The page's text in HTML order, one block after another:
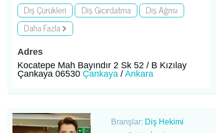
Diş Çürükleri Diş Gıcırdatma
Diş Ağrısı
Daha Fazla
Adres
Kocatepe Mah Bayındır 2 Sk 52 / B Kızılay
Çankaya 06530 Çankaya / Ankara
Branşlar: Diş Hekimi